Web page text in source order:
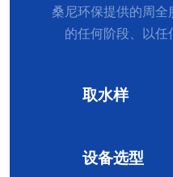
桑尼环保提供的周
的任何阶段、以任
取水样
设备选型